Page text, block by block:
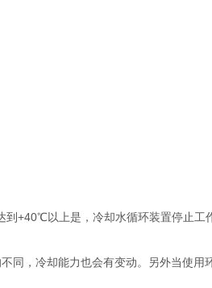
+40℃以上是，冷却水循环装置停止工
同，冷却能力也会有变动。另外当使用